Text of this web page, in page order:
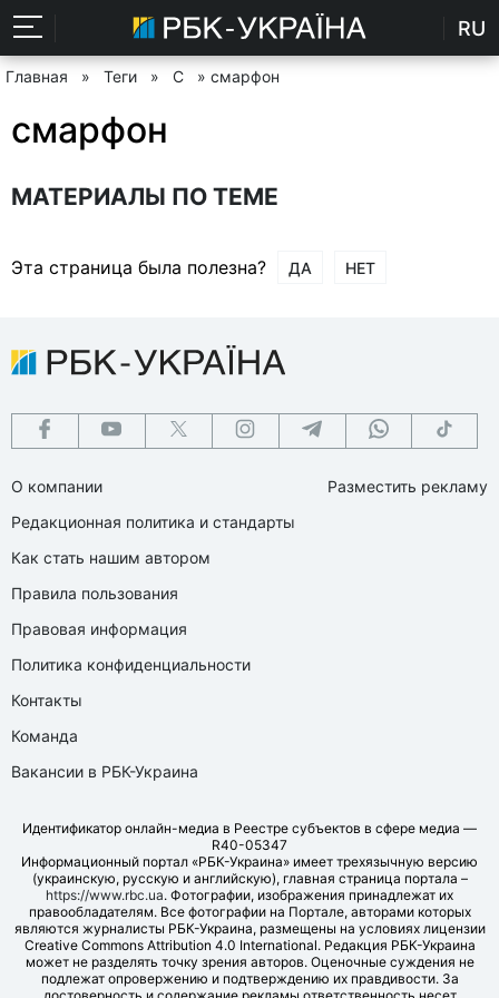
RU
Главная » Теги » С » смарфон
смарфон
МАТЕРИАЛЫ ПО ТЕМЕ
Эта страница была полезна? ДА НЕТ
О компании
Редакционная политика и стандарты
Как стать нашим автором
Правила пользования
Правовая информация
Политика конфиденциальности
Контакты
Команда
Вакансии в РБК-Украина
Разместить рекламу
Идентификатор онлайн-медиа в Реестре субъектов в сфере медиа —
R40-05347
Информационный портал «РБК-Украина» имеет трехязычную версию
(украинскую, русскую и английскую), главная страница портала –
https://www.rbc.ua. Фотографии, изображения принадлежат их
правообладателям. Все фотографии на Портале, авторами которых
являются журналисты РБК-Украина, размещены на условиях лицензии
Creative Commons Attribution 4.0 International. Редакция РБК-Украина
может не разделять точку зрения авторов. Оценочные суждения не
подлежат опровержению и подтверждению их правдивости. За